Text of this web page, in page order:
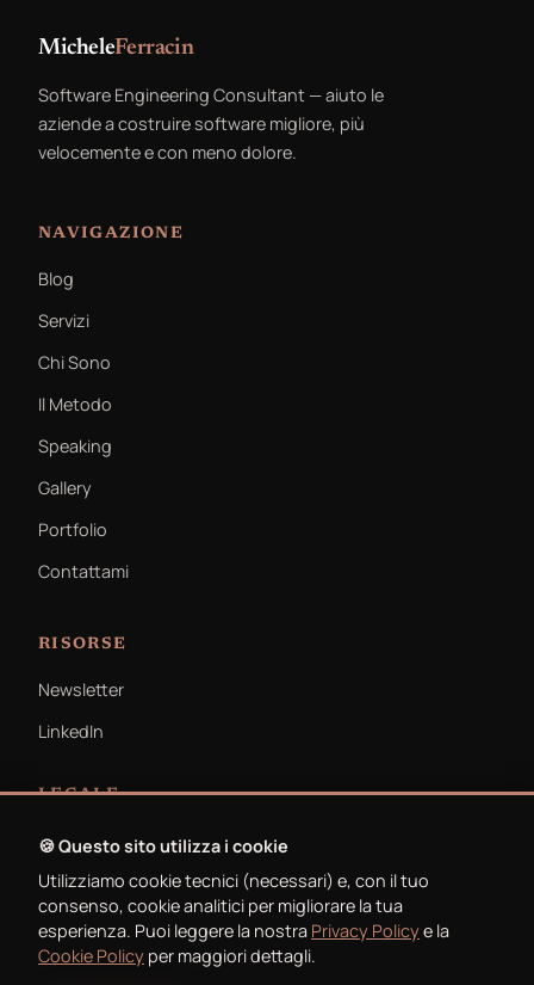
MicheleFerracin
Software Engineering Consultant — aiuto le
aziende a costruire software migliore, più
velocemente e con meno dolore.
NAVIGAZIONE
Blog
Servizi
Chi Sono
Il Metodo
Speaking
Gallery
Portfolio
Contattami
RISORSE
Newsletter
LinkedIn
LEGALE
Privacy Policy
Cookie Policy
🍪 Questo sito utilizza i cookie
Utilizziamo cookie tecnici (necessari) e, con il tuo
consenso, cookie analitici per migliorare la tua
esperienza. Puoi leggere la nostra Privacy Policye la
Cookie Policy per maggiori dettagli.